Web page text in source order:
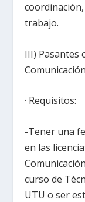
trabajo.
III) Pasantes
· Requisitos:
-Tener una
en las
curso de
UTU o ser